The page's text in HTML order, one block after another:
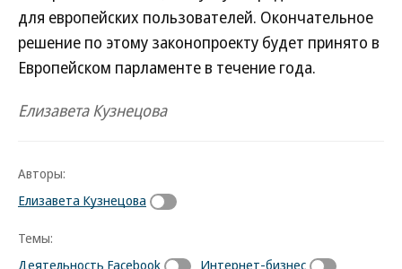
для европейских пользователей. Окончательное
решение по этому законопроекту будет принято в
Европейском парламенте в течение года.
Елизавета Кузнецова
Авторы:
Елизавета Кузнецова
Темы:
Деятельность Facebook
Интернет-бизнес